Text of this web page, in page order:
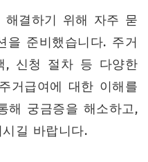
해결하기 위해 자주 묻
을 준비했습니다. 주거
, 신청 절차 등 다양한
거급여에 대한 이해를
해 궁금증을 해소하고,
길 바랍니다.